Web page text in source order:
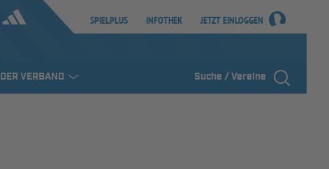
SPIELPLUS INFOTHEK JETZT EINLOGGEN
DER VERBAND Suche / Vereine